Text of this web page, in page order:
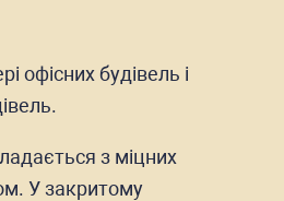
офісних будівель і
з міцних
У закритому